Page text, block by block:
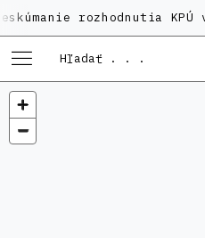
rozhodnutia KPÚ vo